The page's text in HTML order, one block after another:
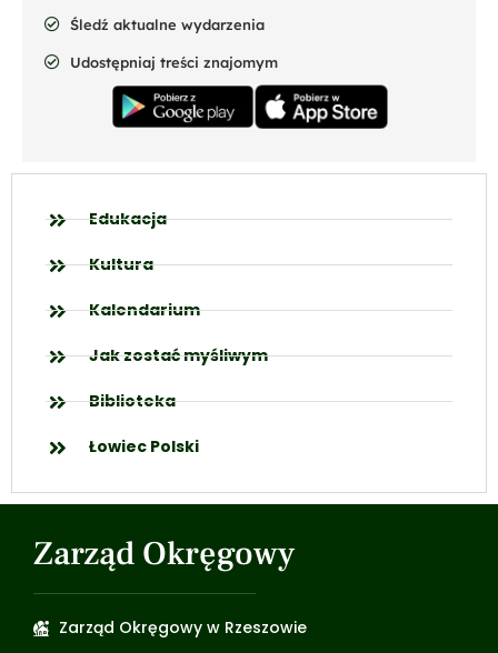
Śledź aktualne wydarzenia
Udostępniaj treści znajomym
Edukacja
Kultura
Kalendarium
Jak zostać myśliwym
Biblioteka
Łowiec Polski
Zarząd Okręgowy
Zarząd Okręgowy w Rzeszowie